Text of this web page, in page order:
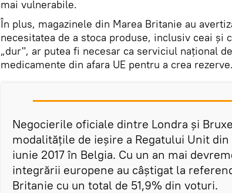
mai vulnerabile.
În plus, magazinele din Marea Britanie au
necesitatea de a stoca produse, inclusiv ceai și
„dur", ar putea fi necesar ca serviciul național
medicamente din afara UE pentru a crea rezerve.
Negocierile oficiale dintre Londra și
modalitățile de ieşire a Regatului Unit din
iunie 2017 în Belgia. Cu un an mai
integrării europene au câștigat la
Britanie cu un total de 51,9% din voturi.